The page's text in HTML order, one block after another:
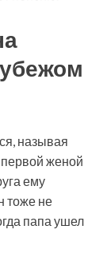
называя
женой
ему
тоже не
папа ушел